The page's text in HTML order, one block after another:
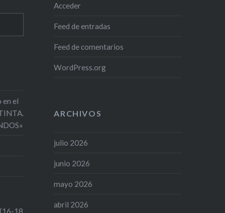
Acceder
Feed de entradas
Feed de comentarios
WordPress.org
en el
18
ARCHIVOS
julio 2026
junio 2026
mayo 2026
abril 2026